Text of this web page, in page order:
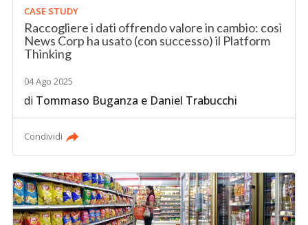
CASE STUDY
Raccogliere i dati offrendo valore in cambio: così
News Corp ha usato (con successo) il Platform
Thinking
04 Ago 2025
di Tommaso Buganza e Daniel Trabucchi
Condividi